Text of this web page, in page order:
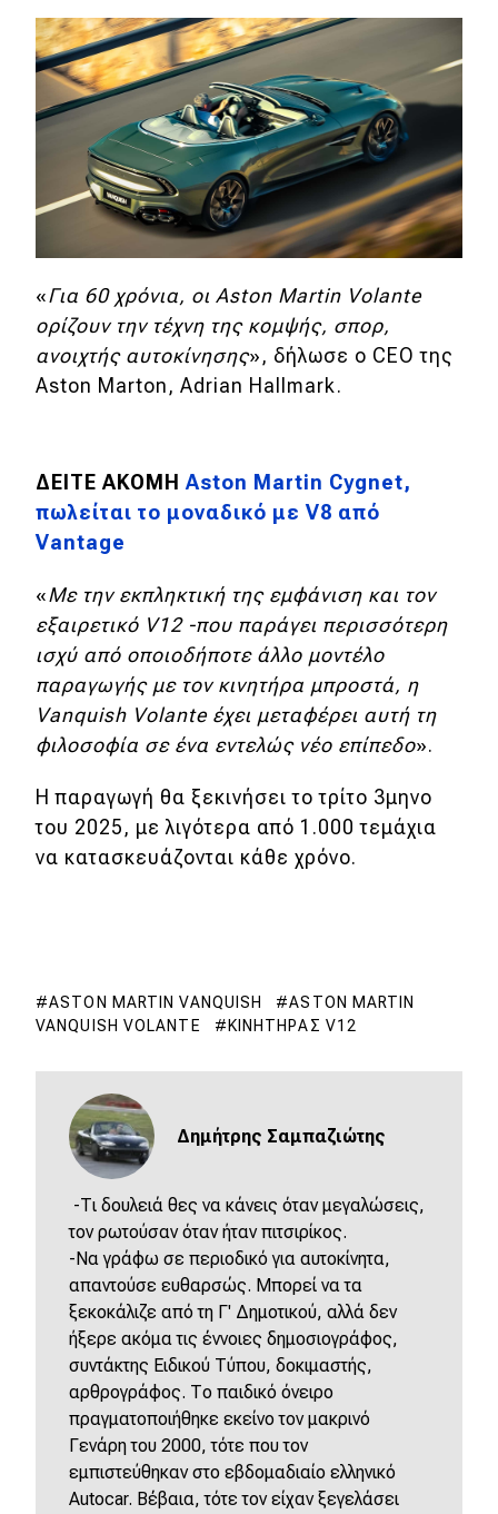
«Για 60 χρόνια, οι Aston Martin Volante
ορίζουν την τέχνη της κομψής, σπορ,
ανοιχτής αυτοκίνησης», δήλωσε ο CEO της
Aston Marton, Adrian Hallmark.
ΔΕΙΤΕ ΑΚΟΜΗ Aston Martin Cygnet,
πωλείται το μοναδικό με V8 από
Vantage
«Με την εκπληκτική της εμφάνιση και τον
εξαιρετικό V12 -που παράγει περισσότερη
ισχύ από οποιοδήποτε άλλο μοντέλο
παραγωγής με τον κινητήρα μπροστά, η
Vanquish Volante έχει μεταφέρει αυτή τη
φιλοσοφία σε ένα εντελώς νέο επίπεδο».
Η παραγωγή θα ξεκινήσει το τρίτο 3μηνο
του 2025, με λιγότερα από 1.000 τεμάχια
να κατασκευάζονται κάθε χρόνο.
ASTON MARTIN VANQUISH
ASTON MARTIN
VANQUISH VOLANTE
ΚΙΝΗΤΉΡΑΣ V12
Δημήτρης Σαμπαζιώτης
-Τι δουλειά θες να κάνεις όταν μεγαλώσεις,
τον ρωτούσαν όταν ήταν πιτσιρίκος.
-Να γράφω σε περιοδικό για αυτοκίνητα,
απαντούσε ευθαρσώς. Μπορεί να τα
ξεκοκάλιζε από τη Γ' Δημοτικού, αλλά δεν
ήξερε ακόμα τις έννοιες δημοσιογράφος,
συντάκτης Ειδικού Τύπου, δοκιμαστής,
αρθρογράφος. Το παιδικό όνειρο
πραγματοποιήθηκε εκείνο τον μακρινό
Γενάρη του 2000, τότε που τον
εμπιστεύθηκαν στο εβδομαδιαίο ελληνικό
Autocar. Βέβαια, τότε τον είχαν ξεγελάσει